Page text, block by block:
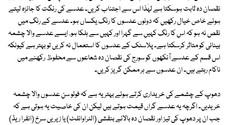
نقصان دہ ثابت ہوسکتا ہے لہٰذا اس سے اجتناب کریں۔ عدسے کی رنگت کا جائزہ لیتے
ہوئے خاص خیال رکھیں کہ دونوں عدسوں کا رنگ یکساں ہو۔ عدسے کے رنگ میں
نقص نہ ہو کہ اس کا رنگ کہیں سے گہرا اور کہیں سے ہلکا ہو، ایسے عدسے والا چشمہ
بینائی کو متاثر کرسکتا ہے۔ پلاسٹک کے عدسوں کا استعمال نہ کریں تو بہتر ہے کیونکہ
اس قسم کے عدسے آنکھوں کو سورج کی نقصان دہ شعاعوں سے محفوظ رکھنے میں
ناکام رہتے ہیں۔ ان عدسوں سے ہر ممکن گریز کریں۔
دھوپ کے چشمے کی خریداری کرتے ہوئے بہتر یہ ہے کہ فوٹو سن عدسوں والا چشمہ
خریدیں۔ اگرچہ یہ عدسے گراں قیمت ہوتے ہیں لیکن ان کی خاصیت یہ ہوتی ہے کہ
جب ان پر دھوپ کی تیز اور نقصان دہ بالائے بنفشی (الٹراوائلٹ) یا زیریں سرخ (انفرا ریڈ)